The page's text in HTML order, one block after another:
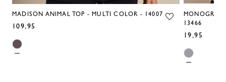
MADISON ANIMAL TOP - MULTI COLOR - 14007
109,95
13466
19,95